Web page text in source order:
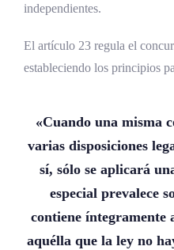
independientes.
El artículo 23 regula el
estableciendo los principios
«Cuando una misma
varias disposiciones
sí, sólo se aplicará
especial prevalece
contiene íntegramente
aquélla que la ley no